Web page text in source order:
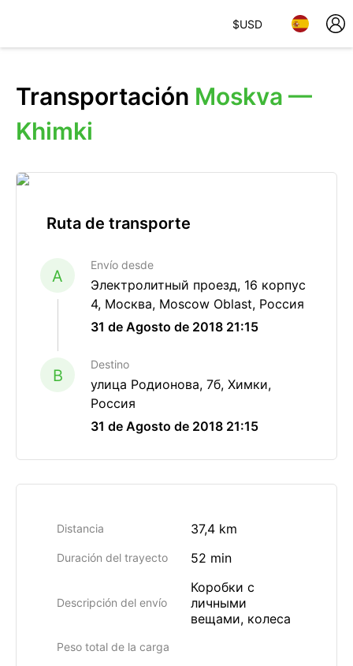
$USD
Transportación Moskva —
Khimki
Ruta de transporte
A
Envío desde
Электролитный проезд, 16 корпус
4, Москва, Moscow Oblast, Россия
31 de Agosto de 2018 21:15
B
Destino
улица Родионова, 7б, Химки,
Россия
31 de Agosto de 2018 21:15
Distancia 37,4 km
Duración del trayecto 52 min
Descripción del envío
Коробки с
личными
вещами, колеса
Peso total de la carga